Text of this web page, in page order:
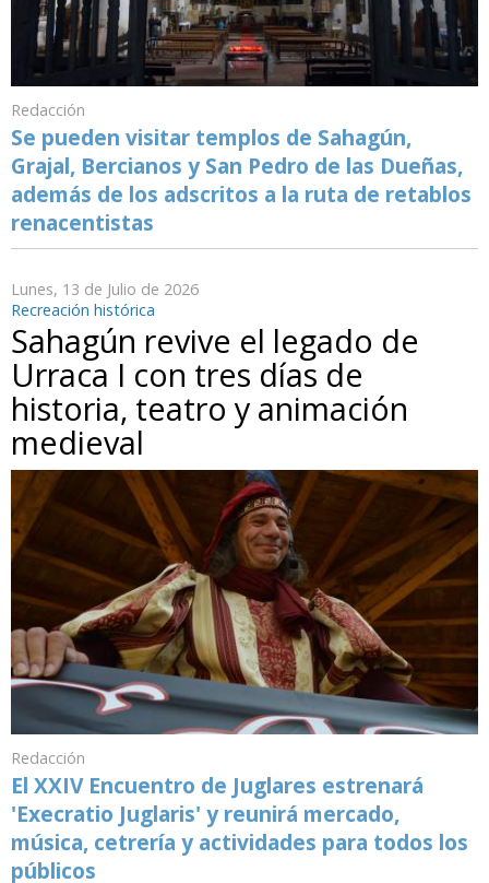
Redacción
Se pueden visitar templos de Sahagún,
Grajal, Bercianos y San Pedro de las Dueñas,
además de los adscritos a la ruta de retablos
renacentistas
Lunes, 13 de Julio de 2026
Recreación histórica
Sahagún revive el legado de
Urraca I con tres días de
historia, teatro y animación
medieval
Redacción
El XXIV Encuentro de Juglares estrenará
'Execratio Juglaris' y reunirá mercado,
música, cetrería y actividades para todos los
públicos